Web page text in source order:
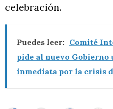
celebración.
Puedes leer: Comité
pide al nuevo Gobierno
inmediata por la crisis